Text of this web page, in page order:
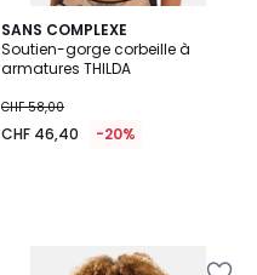
SANS COMPLEXE
Soutien-gorge corbeille à
armatures THILDA
CHF 58,00
CHF 46,40 -20%